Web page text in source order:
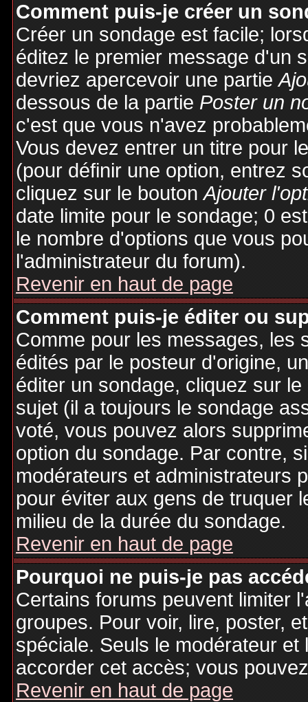
Comment puis-je créer un
Créer un sondage est facile;
éditez le premier message d'un
devriez apercevoir une partie
dessous de la partiePoster un
c'est que vous n'avez
Vous devez entrer un titre pour
(pour définir une option, entrez
cliquez sur le boutonAjouter
date limite pour le sondage; 0
le nombre d'options que vous
l'administrateur du forum).
Revenir en haut de page
Comment puis-je éditer ou
Comme pour les messages, les
édités par le posteur d'origine,
éditer un sondage, cliquez sur
sujet (il a toujours le sondage
voté, vous pouvez alors
option du sondage. Par contre,
modérateurs et administrateurs
pour éviter aux gens de truquer
milieu de la durée du sondage.
Revenir en haut de page
Pourquoi ne puis-je pas
Certains forums peuvent limiter
groupes. Pour voir, lire, poster,
spéciale. Seuls le modérateur
accorder cet accès; vous
Revenir en haut de page